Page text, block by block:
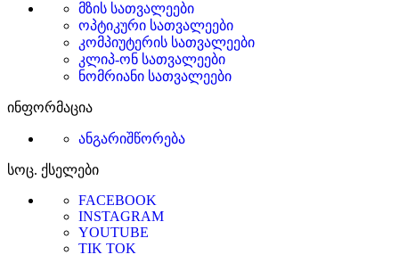
მზის სათვალეები
ოპტიკური სათვალეები
კომპიუტერის სათვალეები
კლიპ-ონ სათვალეები
ნომრიანი სათვალეები
ინფორმაცია
ანგარიშწორება
სოც. ქსელები
FACEBOOK
INSTAGRAM
YOUTUBE
TIK TOK